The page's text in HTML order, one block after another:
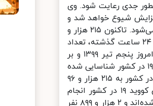
جدی رعایت شود. وی
شیوع خواهد شد و
شمار بیشتری از مردم را درگیر خواهد کرد که بی‌شک به ضرر همگان منجر می‌شود. تاکنون ۲۱۵ هزار و
۹۶ نفر در کشور بطور قطعی به ویروس کرونا مبتلا شده و با فوت ۱۳۴ نفر در ۲۴ ساعت گذشته، تعداد
جان باختگان کرونا در کشور به ۱۰ هزار و ۱۳۰ نفر رسیده است. از دیروز تا امروز پنجم تیر ۱۳۹۹ و بر
معیارهای قطعی تشخیصی، ۲ هزار و ۵۹۵ بیمار جدید مبتلا به کووید ۱۹ در کشور شناسایی شده
که یکهزار و ۳۰۵ نفر بستری شدند. با این حساب، مجموع بیماران کووید ۱۹ در کشور به ۲۱۵ هزار و ۹۶
نفر رسیده است. تاکنون یک میلیون و ۵۳۰ هزار و ۴۳۷ آزمایش تشخیص کووید ۱۹ در کشور انجام
شده، ۱۷۵ هزار و ۱۰۳ نفر از بیماران، بهبود یافته یا از بیمارستان‌ها ترخیص شده‌اند و ۲ هزار و ۸۹۹ نفر